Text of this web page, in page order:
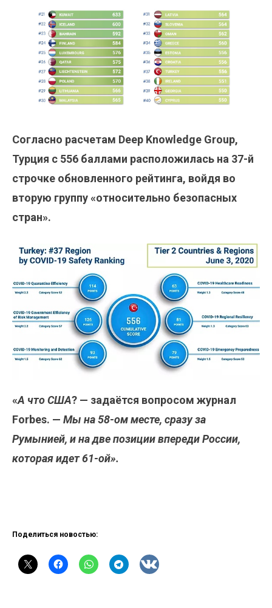
Согласно расчетам Deep Knowledge Group,
Турция с 556 баллами расположилась на 37-й
строчке обновленного рейтинга, войдя во
вторую группу «относительно безопасных
стран».
«А что США? — задаётся вопросом журнал
Forbes. — Мы на 58-ом месте, сразу за
Румынией, и на две позиции впереди России,
которая идет 61-ой».
Поделиться новостью: